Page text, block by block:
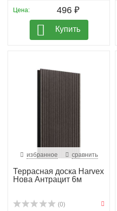
Цена: 496 ₽
Купить
избранное сравнить
Террасная доска Harvex
Нова Антрацит 6м
(0)